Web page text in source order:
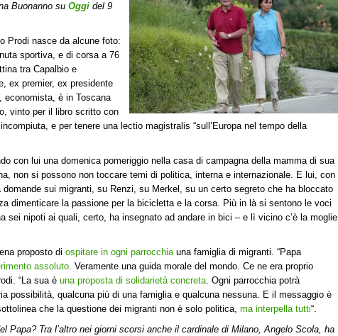
Buonanno su Oggi del 9
Prodi nasce da alcune foto:
sportiva, e di corsa a 76
tra Capalbio e
ex premier, ex presidente
economista, è in Toscana
vinto per il libro scritto con
e per tenere una lectio magistralis “sull’Europa nel tempo della
con lui una domenica pomeriggio nella casa di campagna della mamma di sua
non si possono non toccare temi di politica, interna e internazionale. E lui, con
sui migranti, su Renzi, su Merkel, su un certo segreto che ha bloccato
dimenticare la passione per la bicicletta e la corsa. Più in là si sentono le voci
sei nipoti ai quali, certo, ha insegnato ad andare in bici – e lì vicino c’è la moglie
proposto di ospitare in ogni parrocchiauna famiglia di migranti. “Papa
assoluto. Veramente una guida morale del mondo. Ce ne era proprio
“La sua è una proposta di solidarietà concreta. Ogni parrocchia potrà
possibilità, qualcuna più di una famiglia e qualcuna nessuna. E il messaggio è
che la questione dei migranti non è solo politica, ma interpella tutti“.
Papa? Tra l’altro nei giorni scorsi anche il cardinale di Milano, Angelo Scola, ha